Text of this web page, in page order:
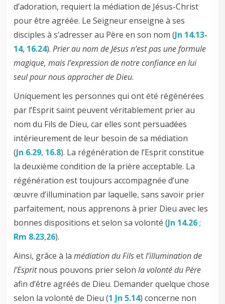
d’adoration, requiert la médiation de Jésus-Christ
pour être agréée. Le Seigneur enseigne à ses
disciples à s’adresser au Père en son nom (Jn 14.13-
14, 16.24).Prier au nom de Jésus n’est pas une formule
magique, mais l’expression de notre confiance en lui
seul pour nous approcher de Dieu.
Uniquement les personnes qui ont été régénérées
par l’Esprit saint peuvent véritablement prier au
nom du Fils de Dieu, car elles sont persuadées
intérieurement de leur besoin de sa médiation
(Jn 6.29, 16.8). La régénération de l’Esprit constitue
la deuxième condition de la prière acceptable. La
régénération est toujours accompagnée d’une
œuvre d’illumination par laquelle, sans savoir prier
parfaitement, nous apprenons à prier Dieu avec les
bonnes dispositions et selon sa volonté (Jn 14.26;
Rm 8.23,26).
Ainsi, grâce à lamédiation du Filsetl’illumination de
l’Espritnous pouvons prier selonla volonté du Père
afin d’être agréés de Dieu. Demander quelque chose
selon la volonté de Dieu (1 Jn 5.14) concerne non